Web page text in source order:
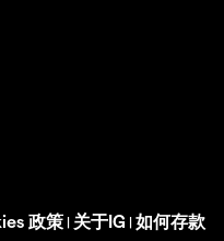
政策 | 关于IG | 如何存款